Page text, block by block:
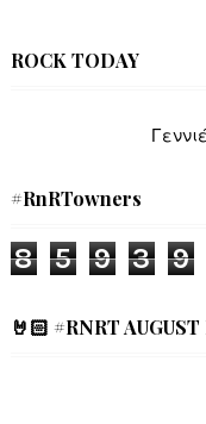
ROCK TODAY
#RnRTowners
8 5 9 3 9
🤘🏻 #RNRT